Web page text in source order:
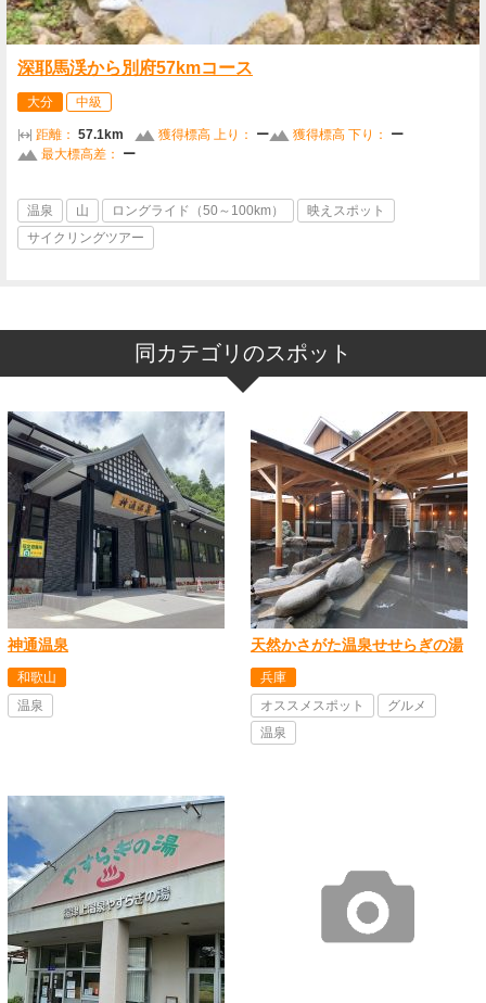
深耶馬渓から別府57kmコース
大分 中級
距離： 57.1km 獲得標高 上り： ー 獲得標高 下り：
ー
最大標高差：
ー
温泉 山 ロングライド（50～100km）
映えスポット
サイクリングツアー
同カテゴリのスポット
神通温泉
和歌山
温泉
天然かさがた温泉せせらぎの湯
兵庫
オススメスポット
グルメ
温泉